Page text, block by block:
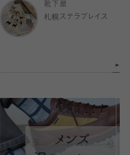
靴下屋
札幌ステラプレイス